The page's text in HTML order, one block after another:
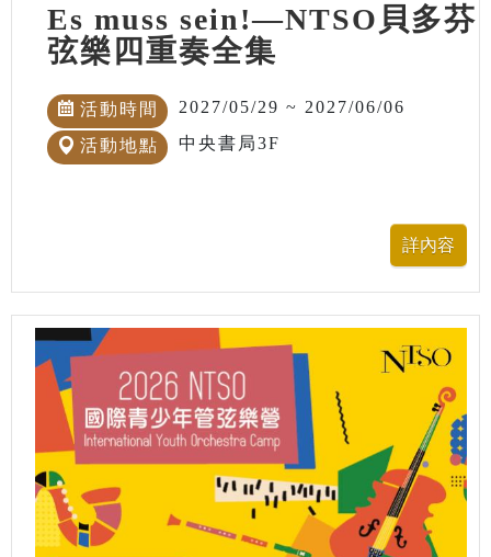
Es muss sein!—NTSO貝多芬
弦樂四重奏全集
活動時間 2027/05/29 ~ 2027/06/06
活動地點 中央書局3F